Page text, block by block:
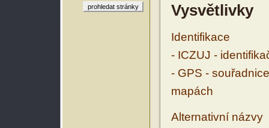
Vysvětlivky
Identifikace
- ICZUJ -
- GPS -
mapách
Alternativní názvy